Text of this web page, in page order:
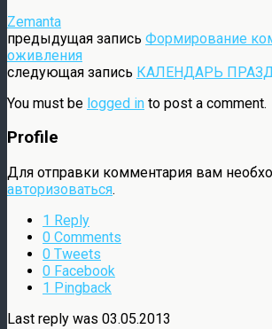
Zemanta
предыдущая запись Формирование
оживления
следующая запись КАЛЕНДАРЬ
You must be logged in to post a comment.
Profile
Для отправки комментария вам
авторизоваться.
1 Reply
0 Comments
0 Tweets
0 Facebook
1 Pingback
Last reply was 03.05.2013